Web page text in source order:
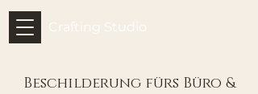
Crafting Studio
Beschilderung fürs Büro &